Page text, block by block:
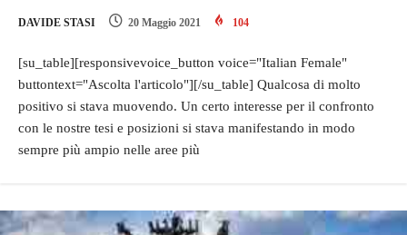
DAVIDE STASI 20 Maggio 2021 104
[su_table][responsivevoice_button voice="Italian Female"
buttontext="Ascolta l'articolo"][/su_table] Qualcosa di molto
positivo si stava muovendo. Un certo interesse per il confronto
con le nostre tesi e posizioni si stava manifestando in modo
sempre più ampio nelle aree più